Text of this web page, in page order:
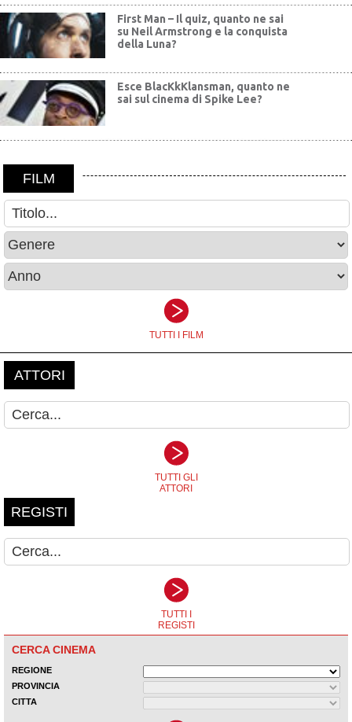
First Man – Il quiz, quanto ne sai
su Neil Armstrong e la conquista
della Luna?
Esce BlacKkKlansman, quanto ne
sai sul cinema di Spike Lee?